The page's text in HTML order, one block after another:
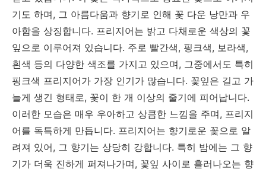
기도 하며, 그 아름다움과 향기로 인해 꽃 다운 낭만과 우
아함을 상징합니다. 프리지어는 밝고 다채로운 색상의 꽃
잎으로 이루어져 있습니다. 주로 빨간색, 핑크색, 보라색,
흰색 등의 다양한 색조를 가지고 있으며, 그중에서도 특히
핑크색 프리지어가 가장 인기가 많습니다. 꽃잎은 길고 가
늘게 생긴 형태로, 꽃이 한 개 이상의 줄기에 피어납니다.
이러한 모습은 매우 우아하고 상큼한 느낌을 주며, 프리지
어를 독특하게 만듭니다. 프리지어는 향기로운 꽃으로 알
려져 있어, 그 향기는 상당히 강합니다. 특히 밤에는 그 향
기가 더욱 진하게 퍼져나가며, 꽃잎 사이로 흘러나오는 향